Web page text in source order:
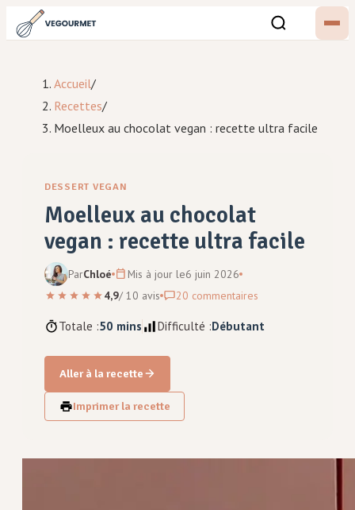
Accueil/
Recettes/
Moelleux au chocolat vegan : recette ultra facile
DESSERT VEGAN
Moelleux au chocolat
vegan : recette ultra facile
ParChloé Mis à jour le6 juin 2026
4,9/ 10 avis 20 commentaires
Totale :50 mins Difficulté :Débutant
Aller à la recette
Imprimer la recette